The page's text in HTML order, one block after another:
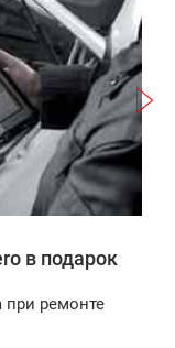
в подарок
при ремонте